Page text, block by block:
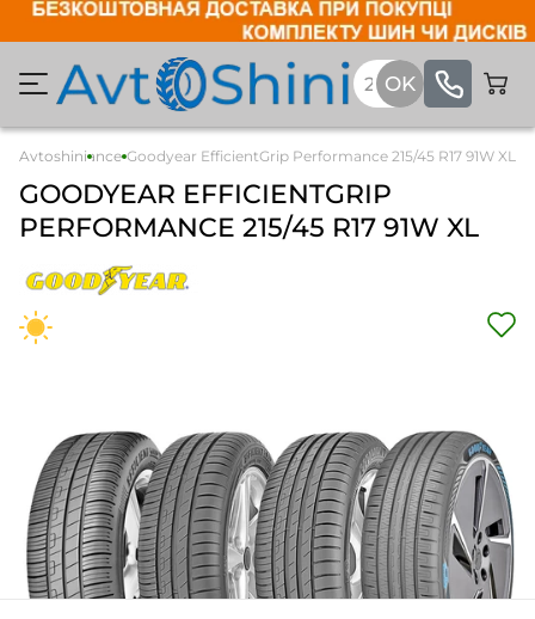
Avtoshini
Performance Goodyear EfficientGrip Performance 215/45 R17 91W XL
GOODYEAR EFFICIENTGRIP
PERFORMANCE 215/45 R17 91W XL